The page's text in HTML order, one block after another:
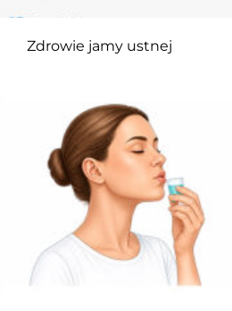
Zdrowie jamy ustnej